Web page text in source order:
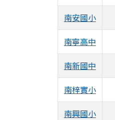
南安國小
南寧高中
南新國中
南梓實小
南興國小